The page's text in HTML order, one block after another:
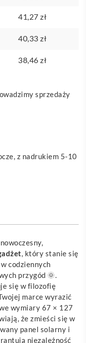
41,27 zł
40,33 zł
38,46 zł
sprzedaży
z nadrukiem 5-10
, który stanie się
codziennych
przygód 🌞.
się w filozofię
marce wyrazić
wymiary 67 × 127
że zmieści się w
panel solarny i
niezależność